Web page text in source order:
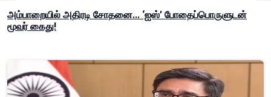
அம்பாறையில் அதிரடி சோதனை... ‘ஐஸ்’ போதைப்பொருளுடன்
மூவர் கைது!